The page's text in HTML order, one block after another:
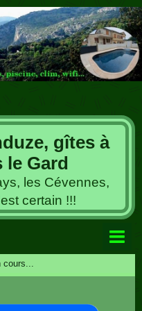
gîtes à
le Gard
les Cévennes,
certain !!!
cours...